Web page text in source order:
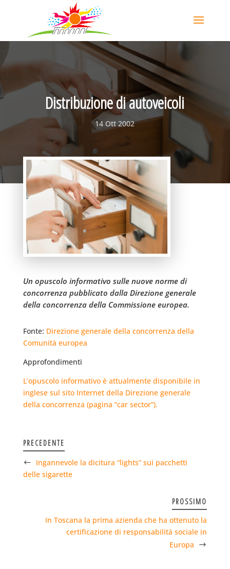
Distribuzione di autoveicoli
14 Ott 2002
Un opuscolo informativo sulle nuove norme di
concorrenza pubblicato dalla Direzione generale
della concorrenza della Commissione europea.
Fonte: Direzione generale della concorrenza della
Comunità europea
Approfondimenti
L’opuscolo informativo è attualmente disponibile in
inglese sul sito Internet della Direzione generale
della concorrenza (pagina “car sector”).
PRECEDENTE
Ingannevole la dicitura “lights” sui pacchetti
delle sigarette
PROSSIMO
In Toscana la prima azienda che ha ottenuto la
certificazione di responsabilità sociale in
Europa